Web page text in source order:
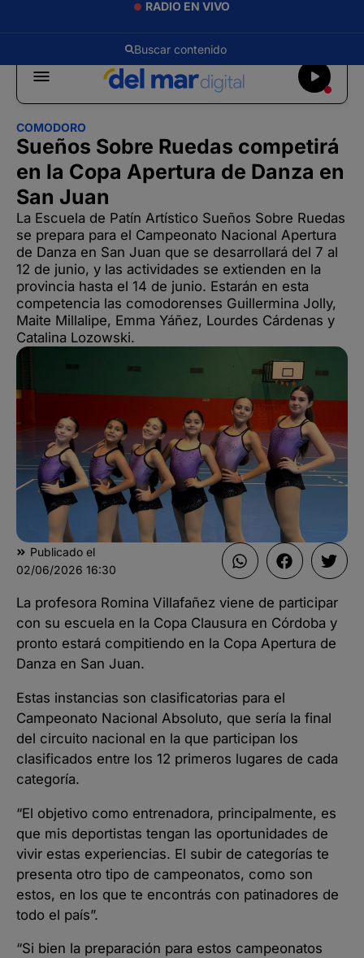
RADIO EN VIVO
COMODORO
Sueños Sobre Ruedas competirá
en la Copa Apertura de Danza en
San Juan
La Escuela de Patín Artístico Sueños Sobre Ruedas
se prepara para el Campeonato Nacional Apertura
de Danza en San Juan que se desarrollará del 7 al
12 de junio, y las actividades se extienden en la
provincia hasta el 14 de junio. Estarán en esta
competencia las comodorenses Guillermina Jolly,
Maite Millalipe, Emma Yáñez, Lourdes Cárdenas y
Catalina Lozowski.
Publicado el
02/06/2026 16:30
La profesora Romina Villafañez viene de participar
con su escuela en la Copa Clausura en Córdoba y
pronto estará compitiendo en la Copa Apertura de
Danza en San Juan.
Estas instancias son clasificatorias para el
Campeonato Nacional Absoluto, que sería la final
del circuito nacional en la que participan los
clasificados entre los 12 primeros lugares de cada
categoría.
“El objetivo como entrenadora, principalmente, es
que mis deportistas tengan las oportunidades de
vivir estas experiencias. El subir de categorías te
presenta otro tipo de campeonatos, como son
estos, en los que te encontrás con patinadores de
todo el país”.
“Si bien la preparación para estos campeonatos